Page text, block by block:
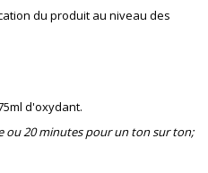
du produit au niveau des
d'oxydant.
ou 20 minutes pour un ton sur ton;